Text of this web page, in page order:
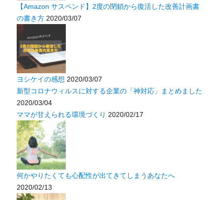
【Amazon サスペンド】2度の閉鎖から復活した改善計画書
の書き方 2020/03/07
ヨシケイの感想 2020/03/07
新型コロナウィルスに対する企業の「神対応」まとめました
2020/03/04
ママが甘えられる環境づくり 2020/02/17
何かやりたくても心配性が出てきてしまうあなたへ
2020/02/13